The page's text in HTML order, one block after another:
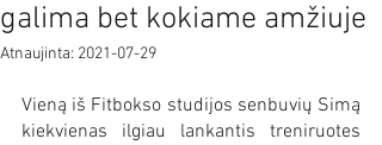
galima bet kokiame amžiuje
Atnaujinta: 2021-07-29
Vieną iš Fitbokso studijos senbuvių Simą
kiekvienas ilgiau lankantis treniruotes